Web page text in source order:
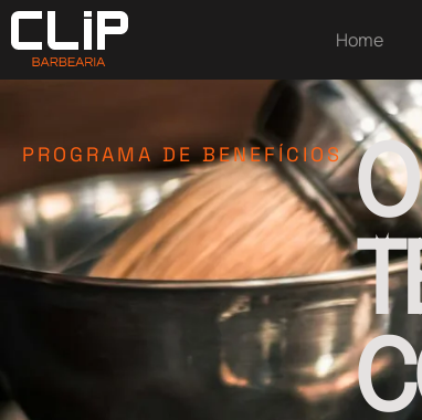
Home
PROGRAMA DE BENEFÍCIOS